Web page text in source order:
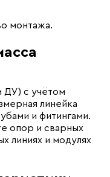
монтажа.
ДУ) с учётом
линейка
и фитингами.
опор и сварных
линиях и модулях